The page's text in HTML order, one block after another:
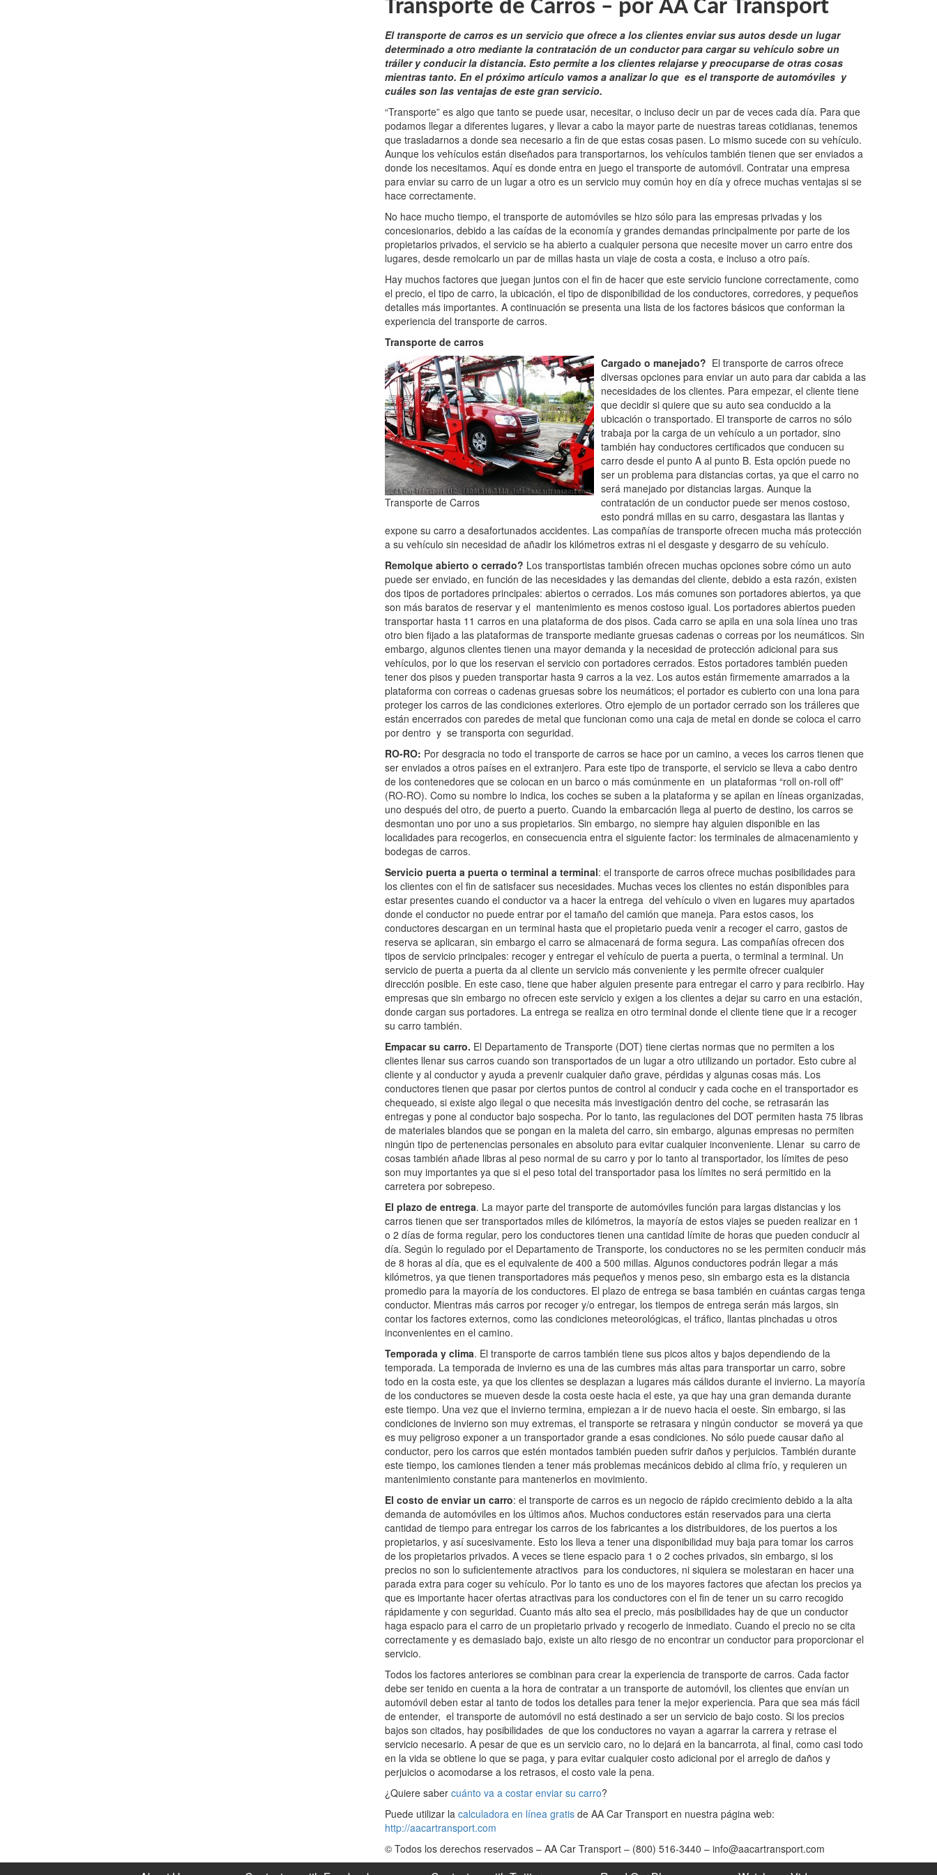
Transporte de Carros – por AA Car Transport
El transporte de carros es un servicio que ofrece a los clientes enviar sus autos desde un lugar
determinado a otro mediante la contratación de un conductor para cargar su vehículo sobre un
tráiler y conducir la distancia. Esto permite a los clientes relajarse y preocuparse de otras cosas
mientras tanto. En el próximo artículo vamos a analizar lo que es el transporte de automóviles y
cuáles son las ventajas de este gran servicio.
“Transporte” es algo que tanto se puede usar, necesitar, o incluso decir un par de veces cada día. Para que
podamos llegar a diferentes lugares, y llevar a cabo la mayor parte de nuestras tareas cotidianas, tenemos
que trasladarnos a donde sea necesario a fin de que estas cosas pasen. Lo mismo sucede con su vehículo.
Aunque los vehículos están diseñados para transportarnos, los vehículos también tienen que ser enviados a
donde los necesitamos. Aquí es donde entra en juego el transporte de automóvil. Contratar una empresa
para enviar su carro de un lugar a otro es un servicio muy común hoy en día y ofrece muchas ventajas si se
hace correctamente.
No hace mucho tiempo, el transporte de automóviles se hizo sólo para las empresas privadas y los
concesionarios, debido a las caídas de la economía y grandes demandas principalmente por parte de los
propietarios privados, el servicio se ha abierto a cualquier persona que necesite mover un carro entre dos
lugares, desde remolcarlo un par de millas hasta un viaje de costa a costa, e incluso a otro país.
Hay muchos factores que juegan juntos con el fin de hacer que este servicio funcione correctamente, como
el precio, el tipo de carro, la ubicación, el tipo de disponibilidad de los conductores, corredores, y pequeños
detalles más importantes. A continuación se presenta una lista de los factores básicos que conforman la
experiencia del transporte de carros.
Transporte de carros
Transporte de Carros
Cargado o manejado? El transporte de carros ofrece
diversas opciones para enviar un auto para dar cabida a las
necesidades de los clientes. Para empezar, el cliente tiene
que decidir si quiere que su auto sea conducido a la
ubicación o transportado. El transporte de carros no sólo
trabaja por la carga de un vehículo a un portador, sino
también hay conductores certificados que conducen su
carro desde el punto A al punto B. Esta opción puede no
ser un problema para distancias cortas, ya que el carro no
será manejado por distancias largas. Aunque la
contratación de un conductor puede ser menos costoso,
esto pondrá millas en su carro, desgastara las llantas y
expone su carro a desafortunados accidentes. Las compañías de transporte ofrecen mucha más protección
a su vehículo sin necesidad de añadir los kilómetros extras ni el desgaste y desgarro de su vehículo.
Remolque abierto o cerrado? Los transportistas también ofrecen muchas opciones sobre cómo un auto
puede ser enviado, en función de las necesidades y las demandas del cliente, debido a esta razón, existen
dos tipos de portadores principales: abiertos o cerrados. Los más comunes son portadores abiertos, ya que
son más baratos de reservar y el mantenimiento es menos costoso igual. Los portadores abiertos pueden
transportar hasta 11 carros en una plataforma de dos pisos. Cada carro se apila en una sola línea uno tras
otro bien fijado a las plataformas de transporte mediante gruesas cadenas o correas por los neumáticos. Sin
embargo, algunos clientes tienen una mayor demanda y la necesidad de protección adicional para sus
vehículos, por lo que los reservan el servicio con portadores cerrados. Estos portadores también pueden
tener dos pisos y pueden transportar hasta 9 carros a la vez. Los autos están firmemente amarrados a la
plataforma con correas o cadenas gruesas sobre los neumáticos; el portador es cubierto con una lona para
proteger los carros de las condiciones exteriores. Otro ejemplo de un portador cerrado son los tráileres que
están encerrados con paredes de metal que funcionan como una caja de metal en donde se coloca el carro
por dentro y se transporta con seguridad.
RO-RO: Por desgracia no todo el transporte de carros se hace por un camino, a veces los carros tienen que
ser enviados a otros países en el extranjero. Para este tipo de transporte, el servicio se lleva a cabo dentro
de los contenedores que se colocan en un barco o más comúnmente en un plataformas “roll on-roll off”
(RO-RO). Como su nombre lo indica, los coches se suben a la plataforma y se apilan en líneas organizadas,
uno después del otro, de puerto a puerto. Cuando la embarcación llega al puerto de destino, los carros se
desmontan uno por uno a sus propietarios. Sin embargo, no siempre hay alguien disponible en las
localidades para recogerlos, en consecuencia entra el siguiente factor: los terminales de almacenamiento y
bodegas de carros.
Servicio puerta a puerta o terminal a terminal: el transporte de carros ofrece muchas posibilidades para
los clientes con el fin de satisfacer sus necesidades. Muchas veces los clientes no están disponibles para
estar presentes cuando el conductor va a hacer la entrega del vehículo o viven en lugares muy apartados
donde el conductor no puede entrar por el tamaño del camión que maneja. Para estos casos, los
conductores descargan en un terminal hasta que el propietario pueda venir a recoger el carro, gastos de
reserva se aplicaran, sin embargo el carro se almacenará de forma segura. Las compañías ofrecen dos
tipos de servicio principales: recoger y entregar el vehículo de puerta a puerta, o terminal a terminal. Un
servicio de puerta a puerta da al cliente un servicio más conveniente y les permite ofrecer cualquier
dirección posible. En este caso, tiene que haber alguien presente para entregar el carro y para recibirlo. Hay
empresas que sin embargo no ofrecen este servicio y exigen a los clientes a dejar su carro en una estación,
donde cargan sus portadores. La entrega se realiza en otro terminal donde el cliente tiene que ir a recoger
su carro también.
Empacar su carro. El Departamento de Transporte (DOT) tiene ciertas normas que no permiten a los
clientes llenar sus carros cuando son transportados de un lugar a otro utilizando un portador. Esto cubre al
cliente y al conductor y ayuda a prevenir cualquier daño grave, pérdidas y algunas cosas más. Los
conductores tienen que pasar por ciertos puntos de control al conducir y cada coche en el transportador es
chequeado, si existe algo ilegal o que necesita más investigación dentro del coche, se retrasarán las
entregas y pone al conductor bajo sospecha. Por lo tanto, las regulaciones del DOT permiten hasta 75 libras
de materiales blandos que se pongan en la maleta del carro, sin embargo, algunas empresas no permiten
ningún tipo de pertenencias personales en absoluto para evitar cualquier inconveniente. Llenar su carro de
cosas también añade libras al peso normal de su carro y por lo tanto al transportador, los límites de peso
son muy importantes ya que si el peso total del transportador pasa los límites no será permitido en la
carretera por sobrepeso.
El plazo de entrega. La mayor parte del transporte de automóviles función para largas distancias y los
carros tienen que ser transportados miles de kilómetros, la mayoría de estos viajes se pueden realizar en 1
o 2 días de forma regular, pero los conductores tienen una cantidad límite de horas que pueden conducir al
día. Según lo regulado por el Departamento de Transporte, los conductores no se les permiten conducir más
de 8 horas al día, que es el equivalente de 400 a 500 millas. Algunos conductores podrán llegar a más
kilómetros, ya que tienen transportadores más pequeños y menos peso, sin embargo esta es la distancia
promedio para la mayoría de los conductores. El plazo de entrega se basa también en cuántas cargas tenga
conductor. Mientras más carros por recoger y/o entregar, los tiempos de entrega serán más largos, sin
contar los factores externos, como las condiciones meteorológicas, el tráfico, llantas pinchadas u otros
inconvenientes en el camino.
Temporada y clima. El transporte de carros también tiene sus picos altos y bajos dependiendo de la
temporada. La temporada de invierno es una de las cumbres más altas para transportar un carro, sobre
todo en la costa este, ya que los clientes se desplazan a lugares más cálidos durante el invierno. La mayoría
de los conductores se mueven desde la costa oeste hacia el este, ya que hay una gran demanda durante
este tiempo. Una vez que el invierno termina, empiezan a ir de nuevo hacia el oeste. Sin embargo, si las
condiciones de invierno son muy extremas, el transporte se retrasara y ningún conductor se moverá ya que
es muy peligroso exponer a un transportador grande a esas condiciones. No sólo puede causar daño al
conductor, pero los carros que estén montados también pueden sufrir daños y perjuicios. También durante
este tiempo, los camiones tienden a tener más problemas mecánicos debido al clima frío, y requieren un
mantenimiento constante para mantenerlos en movimiento.
El costo de enviar un carro: el transporte de carros es un negocio de rápido crecimiento debido a la alta
demanda de automóviles en los últimos años. Muchos conductores están reservados para una cierta
cantidad de tiempo para entregar los carros de los fabricantes a los distribuidores, de los puertos a los
propietarios, y así sucesivamente. Esto los lleva a tener una disponibilidad muy baja para tomar los carros
de los propietarios privados. A veces se tiene espacio para 1 o 2 coches privados, sin embargo, si los
precios no son lo suficientemente atractivos para los conductores, ni siquiera se molestaran en hacer una
parada extra para coger su vehículo. Por lo tanto es uno de los mayores factores que afectan los precios ya
que es importante hacer ofertas atractivas para los conductores con el fin de tener un su carro recogido
rápidamente y con seguridad. Cuanto más alto sea el precio, más posibilidades hay de que un conductor
haga espacio para el carro de un propietario privado y recogerlo de inmediato. Cuando el precio no se cita
correctamente y es demasiado bajo, existe un alto riesgo de no encontrar un conductor para proporcionar el
servicio.
Todos los factores anteriores se combinan para crear la experiencia de transporte de carros. Cada factor
debe ser tenido en cuenta a la hora de contratar a un transporte de automóvil, los clientes que envían un
automóvil deben estar al tanto de todos los detalles para tener la mejor experiencia. Para que sea más fácil
de entender, el transporte de automóvil no está destinado a ser un servicio de bajo costo. Si los precios
bajos son citados, hay posibilidades de que los conductores no vayan a agarrar la carrera y retrase el
servicio necesario. A pesar de que es un servicio caro, no lo dejará en la bancarrota, al final, como casi todo
en la vida se obtiene lo que se paga, y para evitar cualquier costo adicional por el arreglo de daños y
perjuicios o acomodarse a los retrasos, el costo vale la pena.
¿Quiere saber cuánto va a costar enviar su carro?
Puede utilizar la calculadora en línea gratis de AA Car Transport en nuestra página web:
http://aacartransport.com
© Todos los derechos reservados – AA Car Transport – (800) 516-3440 – info@aacartransport.com